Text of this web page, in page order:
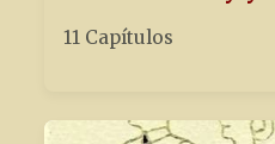
11 Capítulos